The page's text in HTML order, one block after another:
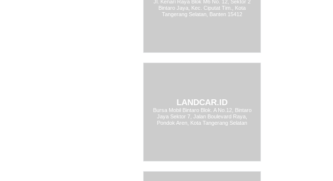
Jl. Kenari Raya Blok M6 No. 12, Sektor 2
Bintaro Jaya, Kec. Ciputat Tim., Kota
Tangerang Selatan, Banten 15412
LANDCAR.ID
Bursa Mobil Bintaro Blok. A No.12, Bintaro
Jaya Sektor 7, Jalan Boulevard Raya,
Pondok Aren, Kota Tangerang Selatan